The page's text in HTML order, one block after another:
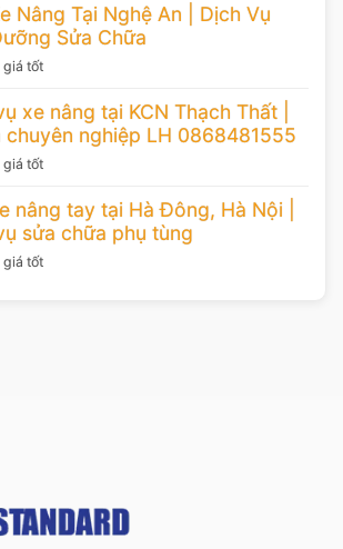
Nâng Tại Nghệ An | Dịch Vụ
Sửa Chữa
giá tốt
xe nâng tại KCN Thạch Thất |
chuyên nghiệp LH 0868481555
giá tốt
nâng tay tại Hà Đông, Hà Nội |
sửa chữa phụ tùng
giá tốt